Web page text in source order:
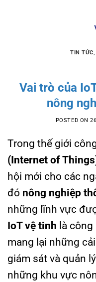
TIN TỨC
Vai trò của
nông
POSTED ON
Trong thế giới
(Internet of
hội mới cho các
đó nông nghiệp
những lĩnh vực
IoT vệ tinh là
mang lại những
giám sát và quản
những khu vực